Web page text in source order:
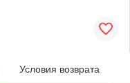
Условия возврата